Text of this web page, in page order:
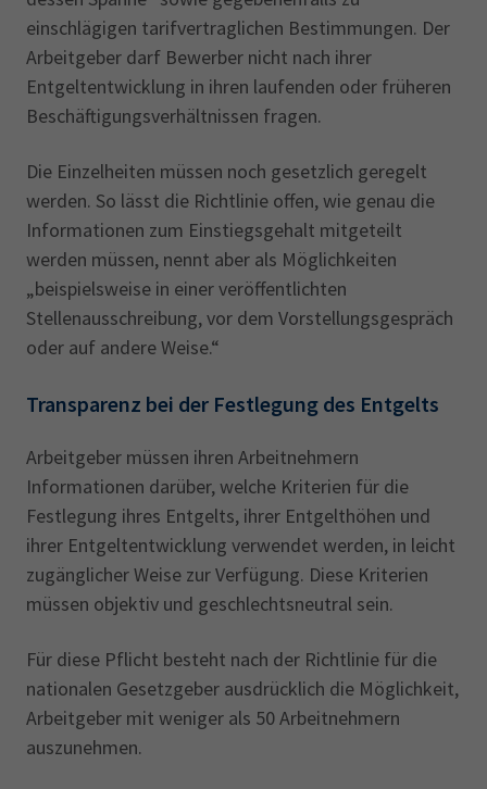
einschlägigen tarifvertraglichen Bestimmungen. Der
Arbeitgeber darf Bewerber nicht nach ihrer
Entgeltentwicklung in ihren laufenden oder früheren
Beschäftigungsverhältnissen fragen.
Die Einzelheiten müssen noch gesetzlich geregelt
werden. So lässt die Richtlinie offen, wie genau die
Informationen zum Einstiegsgehalt mitgeteilt
werden müssen, nennt aber als Möglichkeiten
„beispielsweise in einer veröffentlichten
Stellenausschreibung, vor dem Vorstellungsgespräch
oder auf andere Weise.“
Transparenz bei der Festlegung des Entgelts
Arbeitgeber müssen ihren Arbeitnehmern
Informationen darüber, welche Kriterien für die
Festlegung ihres Entgelts, ihrer Entgelthöhen und
ihrer Entgeltentwicklung verwendet werden, in leicht
zugänglicher Weise zur Verfügung. Diese Kriterien
müssen objektiv und geschlechtsneutral sein.
Für diese Pflicht besteht nach der Richtlinie für die
nationalen Gesetzgeber ausdrücklich die Möglichkeit,
Arbeitgeber mit weniger als 50 Arbeitnehmern
auszunehmen.